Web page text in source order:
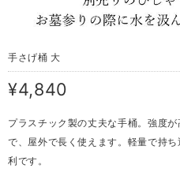
手さげ桶 大
¥4,840
プラスチック製の丈夫な手桶。強度
で、屋外で長く使えます。軽量で持
利です。